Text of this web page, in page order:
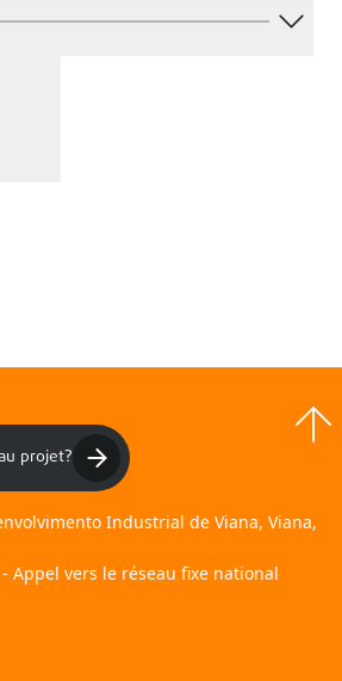
projet?
Industrial de Viana, Viana,
Appel vers le réseau fixe national